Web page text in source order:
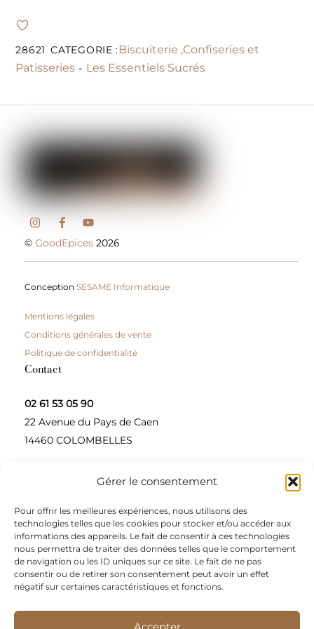
Gérer le consentement
Pour offrir les meilleures expériences, nous utilisons des
technologies telles que les cookies pour stocker et/ou accéder aux
informations des appareils. Le fait de consentir à ces technologies
nous permettra de traiter des données telles que le comportement
de navigation ou les ID uniques sur ce site. Le fait de ne pas
consentir ou de retirer son consentement peut avoir un effet
négatif sur certaines caractéristiques et fonctions.
Accepter
28621 CATEGORIE :Biscuiterie ,Confiseries et
Patisseries - Les Essentiels Sucrés
©GoodEpices 2026
ConceptionSESAME Informatique
Mentions légales
Conditions générales de vente
Politique de confidentialité
Contact
02 61 53 05 90
22 Avenue du Pays de Caen
14460 COLOMBELLES
Contactez-nous
A propos
Une entreprise à taille humaine, concepteur et
fournisseur de produits alimentaires et d’épices pour
les restaurateurs, dont le siège social est à Colombelles